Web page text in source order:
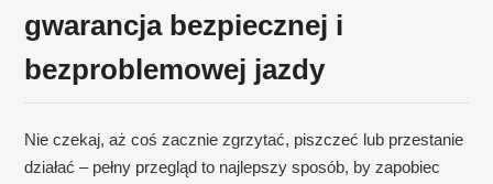
gwarancja bezpiecznej i
bezproblemowej jazdy
Nie czekaj, aż coś zacznie zgrzytać, piszczeć lub przestanie
działać – pełny przegląd to najlepszy sposób, by zapobiec